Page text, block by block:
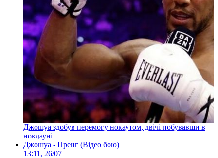
Джошуа здобув перемогу нокаутом, двічі побувавши в
нокдауні
Джошуа - Пренг (Відео бою)
13:11, 26/07